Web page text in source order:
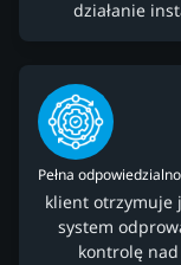
działanie
Pełna
klient otrzymuje
system
kontrolę